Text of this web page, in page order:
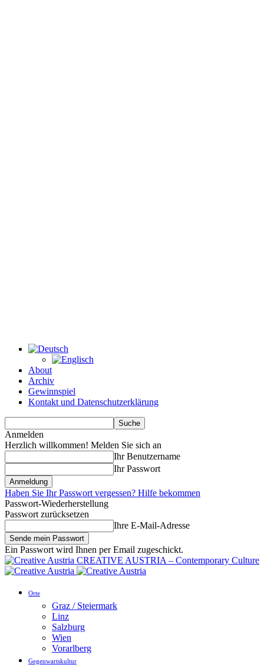
About
Archiv
Gewinnspiel
Kontakt und Datenschutzerklärung
Anmelden
Herzlich willkommen! Melden Sie sich an
Ihr Benutzername
Ihr Passwort
Haben Sie Ihr Passwort vergessen? Hilfe bekommen
Passwort-Wiederherstellung
Passwort zurücksetzen
Ihre E-Mail-Adresse
Ein Passwort wird Ihnen per Email zugeschickt.
CREATIVE AUSTRIA – Contemporary Culture
Orte
Graz / Steiermark
Linz
Salzburg
Wien
Vorarlberg
Gegenwartskultur